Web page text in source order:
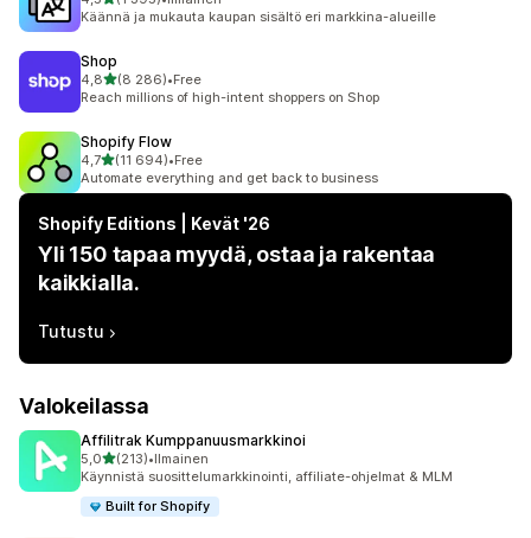
1395 arvostelua yhteensä
Käännä ja mukauta kaupan sisältö eri markkina-alueille
Shop
4,8/ 5 tähteä
(8 286)
8286 arvostelua yhteensä
•Free
Reach millions of high-intent shoppers on Shop
Shopify Flow
4,7/ 5 tähteä
(11 694)
11694 arvostelua yhteensä
•Free
Automate everything and get back to business
Shopify Editions | Kevät '26
Yli 150 tapaa myydä, ostaa ja rakentaa
kaikkialla.
Tutustu
Valokeilassa
Affilitrak Kumppanuusmarkkinoi
5,0/ 5 tähteä
(213)
213 arvostelua yhteensä
•Ilmainen
Käynnistä suosittelumarkkinointi, affiliate-ohjelmat & MLM
Built for Shopify